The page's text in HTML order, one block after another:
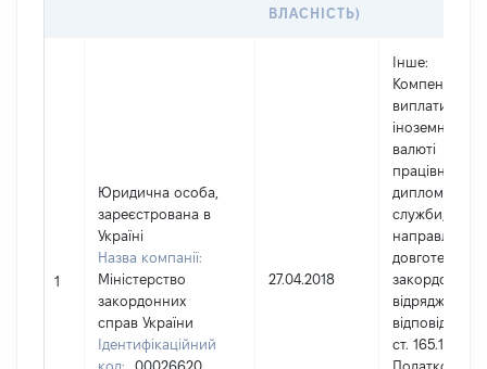
ВЛАСНІСТЬ)
1
Юридична особа,
зареєстрована в
Україні
Назва компанії:
Міністерство
закордонних
справ України
Ідентифікаційний
код:
00026620
27.04.2018
Інше:
виплати в
іноземній
валюті
працівникам
служби,
направленим
закордонне
відрядження,
відповідно до
ст. 165.1.11
Податкового